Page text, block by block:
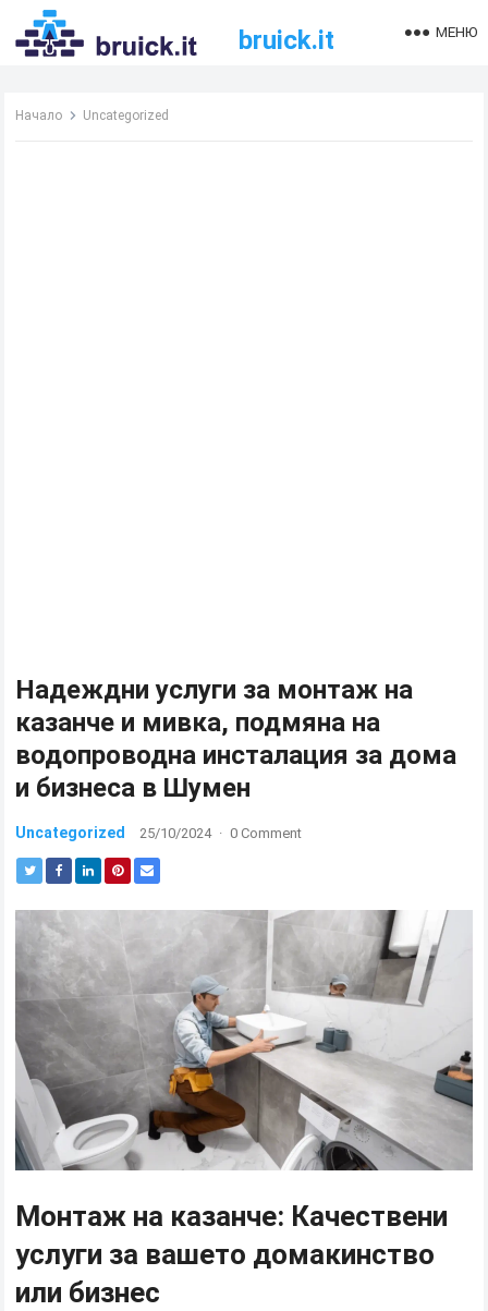
bruick.it МЕНЮ
Начало Uncategorized
Надеждни услуги за монтаж на
казанче и мивка, подмяна на
водопроводна инсталация за дома
и бизнеса в Шумен
Uncategorized 25/10/2024 · 0 Comment
Монтаж на казанче: Качествени
услуги за вашето домакинство
или бизнес